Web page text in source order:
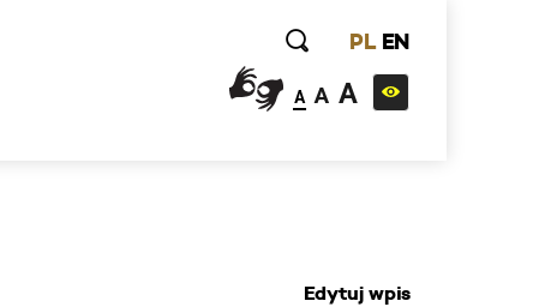
PL EN
A A A
Edytuj wpis